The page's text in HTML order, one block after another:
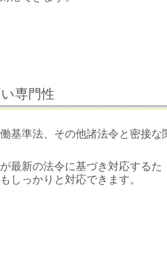
専門性
基準法、その他諸法令と密接な
最新の法令に基づき対応するた
しっかりと対応できます。